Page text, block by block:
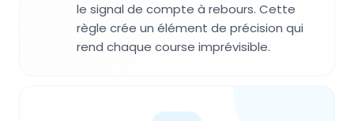
le signal de compte à rebours. Cette
règle crée un élément de précision qui
rend chaque course imprévisible.